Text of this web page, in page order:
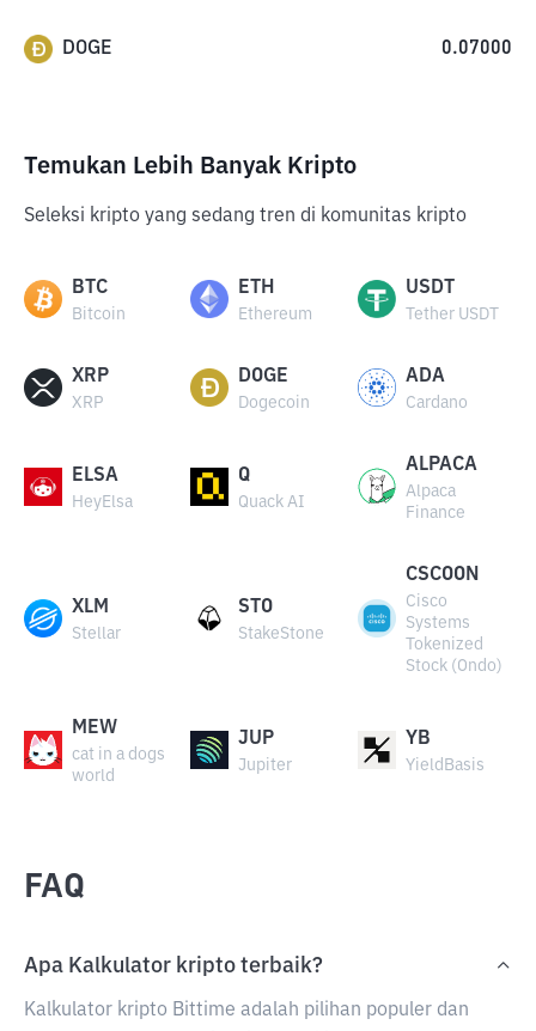
DOGE 0.07000
Temukan Lebih Banyak Kripto
Seleksi kripto yang sedang tren di komunitas kripto
BTC
Bitcoin
ETH
Ethereum
USDT
Tether USDT
XRP
XRP
DOGE
Dogecoin
ADA
Cardano
ELSA
HeyElsa
Q
Quack AI
ALPACA
Alpaca
Finance
XLM
Stellar
STO
StakeStone
CSCOON
Cisco
Systems
Tokenized
Stock (Ondo)
MEW
cat in a dogs
world
JUP
Jupiter
YB
YieldBasis
FAQ
Apa Kalkulator kripto terbaik?
Kalkulator kripto Bittime adalah pilihan populer dan